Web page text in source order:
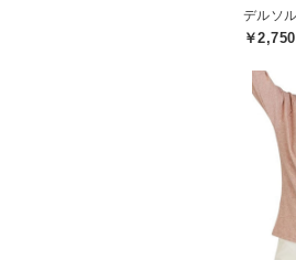
￥2,750